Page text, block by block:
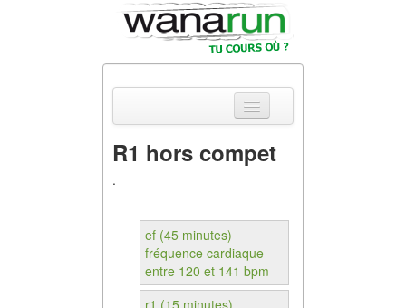
Tests
Parcours &
Courses
R1 hors compet
.
ef (45 minutes)
fréquence cardiaque
entre 120 et 141 bpm
r1 (15 minutes)